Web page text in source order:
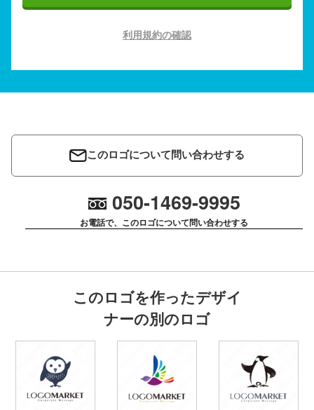
利用規約の確認
このロゴについて問い合わせする
050-1469-9995
お電話で、このロゴについて問い合わせする
このロゴを作ったデザイ
ナーの別のロゴ